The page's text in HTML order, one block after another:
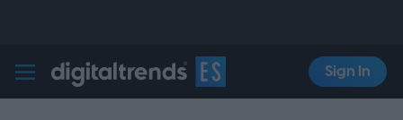
Digital Trends Español
Sign In